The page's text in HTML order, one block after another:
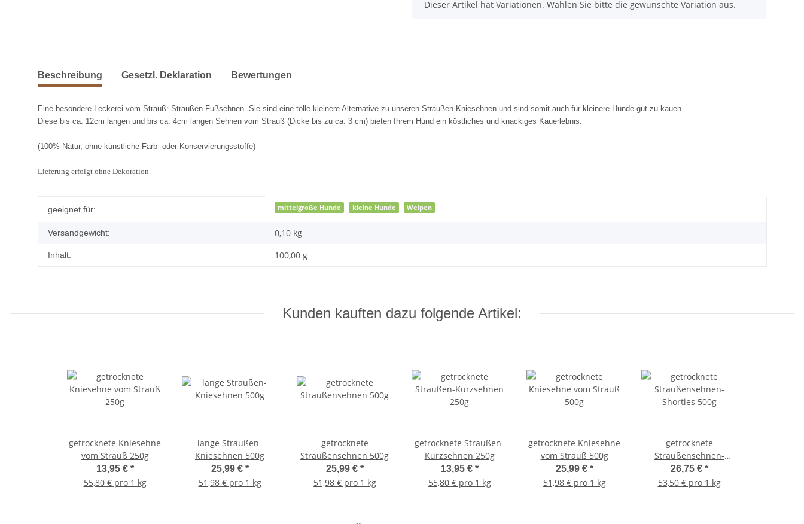
x
Dieser Artikel hat Variationen. Wählen Sie bitte die gewünschte Variation aus.
weitere Registerkarten anzeigen
Beschreibung Gesetzl. Deklaration Bewertungen
Eine besondere Leckerei vom Strauß: Straußen-Fußsehnen. Sie sind eine tolle kleinere Alternative zu unseren Straußen-Kniesehnen und sind somit auch für kleinere Hunde gut zu kauen.
Diese bis ca. 12cm langen und bis ca. 4cm langen Sehnen vom Strauß (Dicke bis zu ca. 3 cm) bieten Ihrem Hund ein köstliches und knackiges Kauerlebnis.
(100% Natur, ohne künstliche Farb- oder Konservierungsstoffe)
Lieferung erfolgt ohne Dekoration.
Produkteigenschaft
Wert
geeignet für: mittelgroße Hunde kleine Hunde Welpen
Versandgewicht: 0,10 kg
Inhalt: 100,00 g
Kunden kauften dazu folgende Artikel:
getrocknete Kniesehne
vom Strauß 250g
13,95 € *
55,80 € pro 1 kg
lange Straußen-
Kniesehnen 500g
25,99 € *
51,98 € pro 1 kg
getrocknete
Straußensehnen 500g
25,99 € *
51,98 € pro 1 kg
getrocknete Straußen-
Kurzsehnen 250g
13,95 € *
55,80 € pro 1 kg
getrocknete Kniesehne
vom Strauß 500g
25,99 € *
51,98 € pro 1 kg
getrocknete
Straußensehnen-
Shorties 500g
26,75 € *
53,50 € pro 1 kg